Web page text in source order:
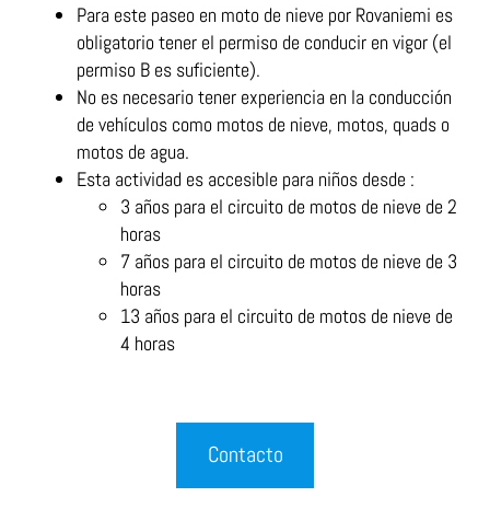
Para este paseo en moto de nieve por Rovaniemi es
obligatorio tener el permiso de conducir en vigor (el
permiso B es suficiente).
No es necesario tener experiencia en la conducción
de vehículos como motos de nieve, motos, quads o
motos de agua.
Esta actividad es accesible para niños desde :
3 años para el circuito de motos de nieve de 2
horas
7 años para el circuito de motos de nieve de 3
horas
13 años para el circuito de motos de nieve de
4 horas
Contacto